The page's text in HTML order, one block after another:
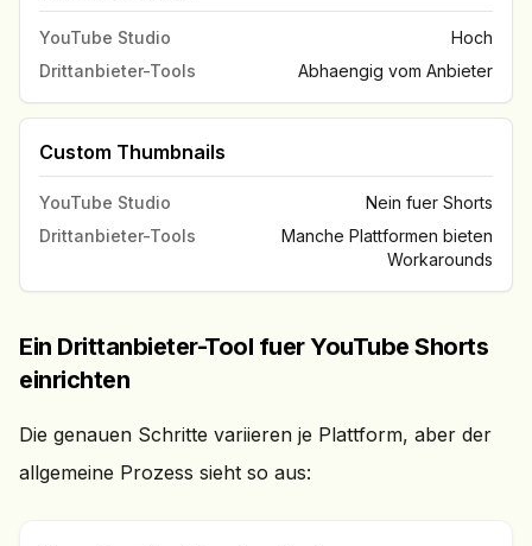
YouTube Studio
Hoch
Drittanbieter-Tools
Abhaengig vom Anbieter
Custom Thumbnails
YouTube Studio
Nein fuer Shorts
Drittanbieter-Tools
Manche Plattformen bieten
Workarounds
Ein Drittanbieter-Tool fuer YouTube Shorts
einrichten
Die genauen Schritte variieren je Plattform, aber der
allgemeine Prozess sieht so aus: